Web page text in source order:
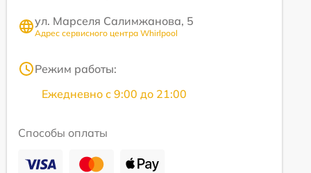
ул. Марселя Салимжанова, 5
Адрес сервисного центра Whirlpool
Режим работы:
Ежедневно с 9:00 до 21:00
Способы оплаты